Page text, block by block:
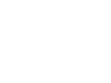
a